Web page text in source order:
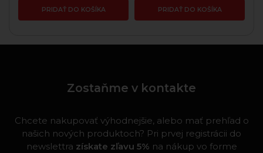
PRIDAŤ DO KOŠÍKA PRIDAŤ DO KOŠÍKA
Zostaňme v kontakte
Chcete nakupovať výhodnejšie, alebo mať prehľad o
našich nových produktoch? Pri prvej registrácii do
newslettra získate zľavu 5% na nákup vo forme